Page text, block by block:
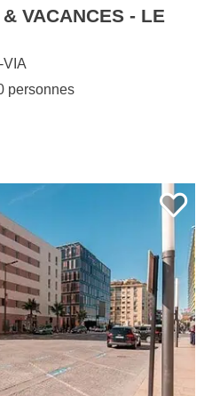
VACANCES - LE
VIA
personnes